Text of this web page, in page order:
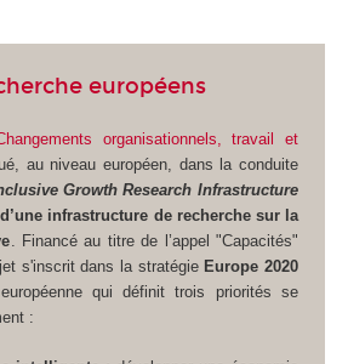
européens
organisationnels, travail et
au niveau européen, dans la conduite
Growth Research Infrastructure
infrastructure de recherche sur la
. Financé au titre de l’appel "Capacités"
s'inscrit dans la stratégie Europe 2020
qui définit trois priorités se
: